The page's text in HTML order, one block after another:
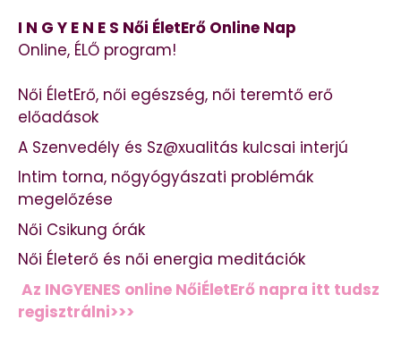
I N G Y E N E S Női ÉletErő Online Nap
Online, ÉLŐ program!
Női ÉletErő, női egészség, női teremtő erő
előadások
A Szenvedély és Sz@xualitás kulcsai interjú
Intim torna, nőgyógyászati problémák
megelőzése
Női Csikung órák
Női Életerő és női energia meditációk
Az INGYENES online NőiÉletErő napra itt tudsz
regisztrálni>>>